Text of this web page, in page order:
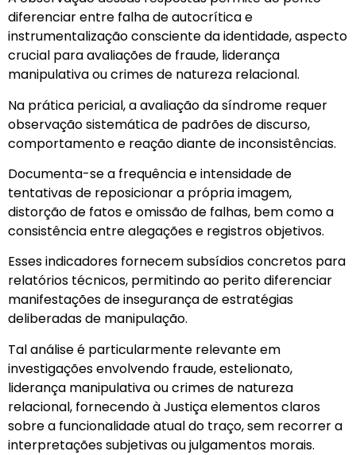
diferenciar entre falha de autocrítica e
instrumentalização consciente da identidade, aspecto
crucial para avaliações de fraude, liderança
manipulativa ou crimes de natureza relacional.
Na prática pericial, a avaliação da síndrome requer
observação sistemática de padrões de discurso,
comportamento e reação diante de inconsistências.
Documenta-se a frequência e intensidade de
tentativas de reposicionar a própria imagem,
distorção de fatos e omissão de falhas, bem como a
consistência entre alegações e registros objetivos.
Esses indicadores fornecem subsídios concretos para
relatórios técnicos, permitindo ao perito diferenciar
manifestações de insegurança de estratégias
deliberadas de manipulação.
Tal análise é particularmente relevante em
investigações envolvendo fraude, estelionato,
liderança manipulativa ou crimes de natureza
relacional, fornecendo à Justiça elementos claros
sobre a funcionalidade atual do traço, sem recorrer a
interpretações subjetivas ou julgamentos morais.